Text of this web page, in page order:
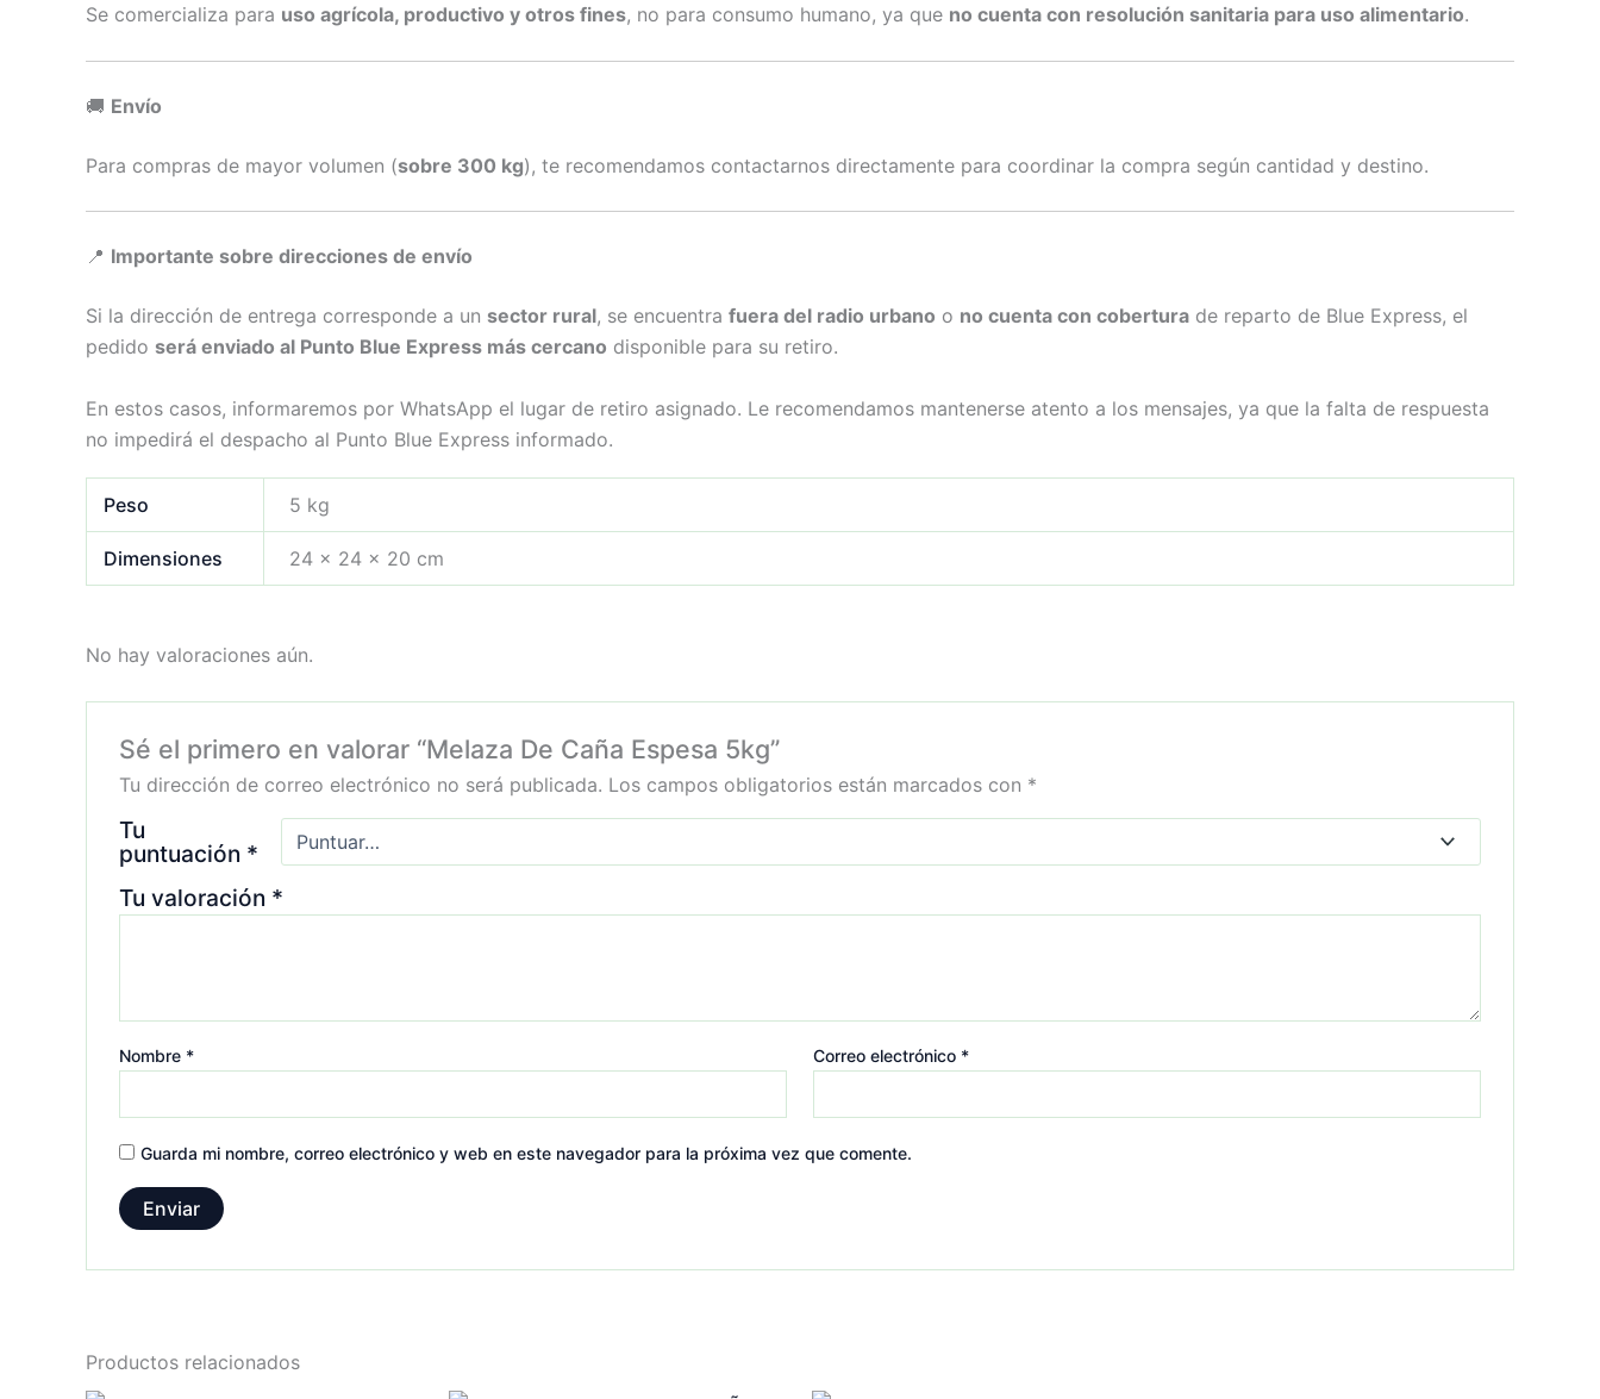
Se comercializa para uso agrícola, productivo y otros fines, no para consumo humano, ya que no cuenta con resolución sanitaria para uso alimentario.
🚚 Envío
Para compras de mayor volumen (sobre 300 kg), te recomendamos contactarnos directamente para coordinar la compra según cantidad y destino.
📍 Importante sobre direcciones de envío
Si la dirección de entrega corresponde a un sector rural, se encuentra fuera del radio urbano o no cuenta con cobertura de reparto de Blue Express, el
pedido será enviado al Punto Blue Express más cercano disponible para su retiro.
En estos casos, informaremos por WhatsApp el lugar de retiro asignado. Le recomendamos mantenerse atento a los mensajes, ya que la falta de respuesta
no impedirá el despacho al Punto Blue Express informado.
Peso 5 kg
Dimensiones 24 × 24 × 20 cm
No hay valoraciones aún.
Sé el primero en valorar “Melaza De Caña Espesa 5kg”
Tu dirección de correo electrónico no será publicada. Los campos obligatorios están marcados con *
Tu
puntuación *
Tu valoración *
Nombre * Correo electrónico *
Guarda mi nombre, correo electrónico y web en este navegador para la próxima vez que comente.
Productos relacionados